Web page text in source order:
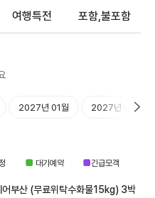
여행특전 포함,불포함
2027년 01월 2027년 02월
■ 대기예약 ■긴급모객
부산 (무료위탁수화물15kg) 3박